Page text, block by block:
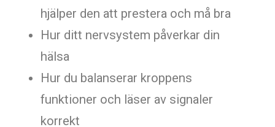
hjälper den att prestera och må bra
Hur ditt nervsystem påverkar din
hälsa
Hur du balanserar kroppens
funktioner och läser av signaler
korrekt